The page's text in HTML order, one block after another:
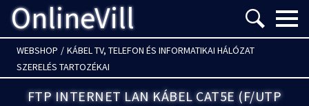
OnlineVill Menü
WEBSHOP / KÁBEL TV, TELEFON ÉS INFORMATIKAI HÁLÓZAT
SZERELÉS TARTOZÉKAI
FTP INTERNET LAN KÁBEL CAT5E (F/UTP